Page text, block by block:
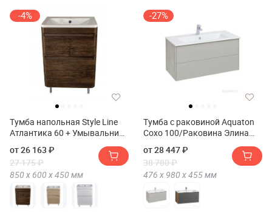
-4%
Тумба напольная Style Line
Атлантика 60 + Умывальник
от 26 163 ₽
27 175 ₽
850 х 600 х450 мм
-27%
Тумба с раковиной Aquaton
Сохо 100/Раковина Элина
от 28 447 ₽
38 780 ₽
476 х 980 х455мм